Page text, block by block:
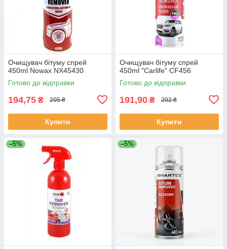
Очищувач бітуму спрей
450ml Nowax NX45430
Готово до відправки
194,75 ₴ 205 ₴
Купити
Очищувач бітуму спрей
450ml "Carlife" CF456
Готово до відправки
191,90 ₴ 202 ₴
Купити
–5% –5%